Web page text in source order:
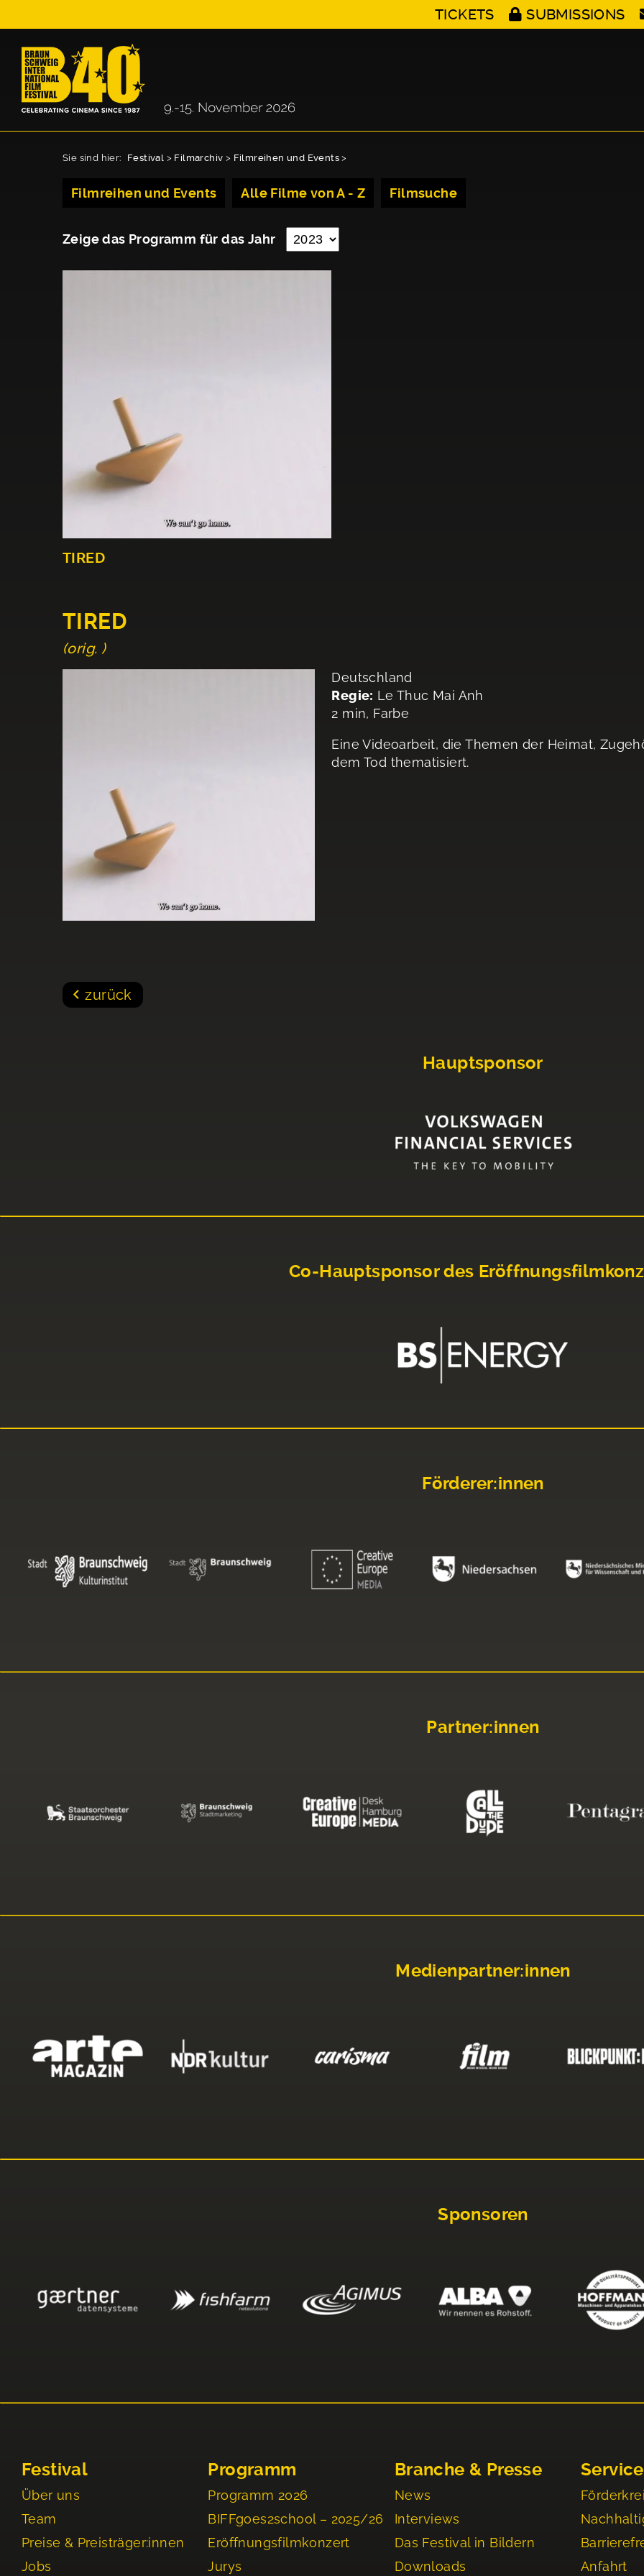
TICKETS SUBMISSIONS
Sie sind hier: Festival > Filmarchiv > Filmreihen und Events >
Filmreihen und Events Alle Filme von A - Z Filmsuche
Zeige das Programm für das Jahr
TIRED
TIRED
(orig. )
Deutschland
Regie: Le Thuc Mai Anh
2 min, Farbe
Eine Videoarbeit, die Themen der Heimat,
dem Tod thematisiert.
zurück
Hauptsponsor
Co-Hauptsponsor des
Förderer:innen
Partner:innen
Medienpartner:innen
Sponsoren
Festival
Über uns
Team
Preise & Preisträger:innen
Jobs
Programm
Programm 2026
BIFFgoes2school – 2025/26
Eröffnungsfilmkonzert
Jurys
Branche & Presse
News
Interviews
Das Festival in Bildern
Downloads
Service
Anfahrt